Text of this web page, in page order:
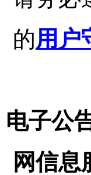
的用户
电子公
网信息